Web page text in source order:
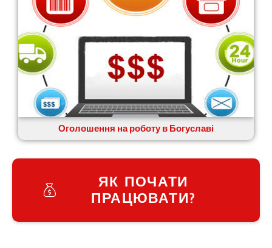
Оголошення на роботу в Богуславі
ЯК ПОЧАТИ
ПРАЦЮВАТИ?